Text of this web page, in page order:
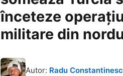
înceteze
militare din
Autor: Radu